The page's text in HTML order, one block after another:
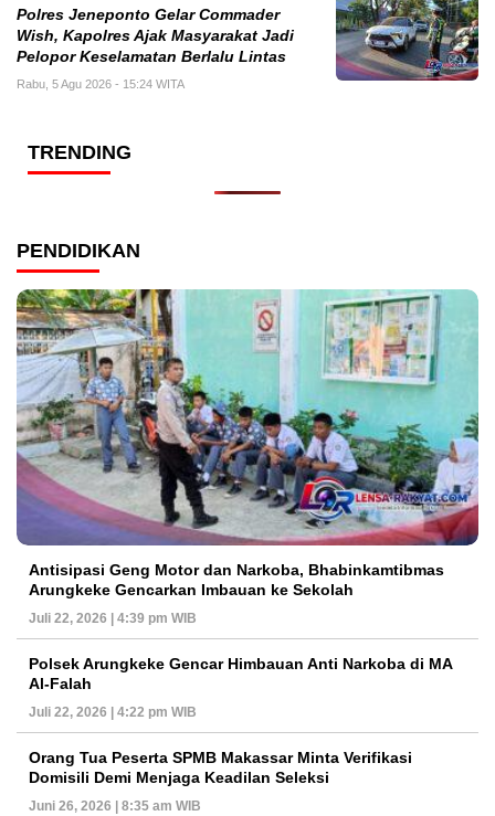
Polres Jeneponto Gelar Commader
Wish, Kapolres Ajak Masyarakat Jadi
Pelopor Keselamatan Berlalu Lintas
Rabu, 5 Agu 2026 - 15:24 WITA
TRENDING
PENDIDIKAN
Antisipasi Geng Motor dan Narkoba, Bhabinkamtibmas
Arungkeke Gencarkan Imbauan ke Sekolah
Juli 22, 2026 | 4:39 pm WIB
Polsek Arungkeke Gencar Himbauan Anti Narkoba di MA
Al-Falah
Juli 22, 2026 | 4:22 pm WIB
Orang Tua Peserta SPMB Makassar Minta Verifikasi
Domisili Demi Menjaga Keadilan Seleksi
Juni 26, 2026 | 8:35 am WIB